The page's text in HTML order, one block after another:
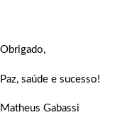
Obrigado,
Paz, saúde e sucesso!
Matheus Gabassi